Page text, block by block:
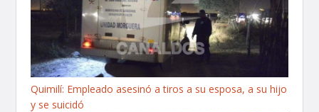
Quimilí: Empleado asesinó a tiros a su esposa, a su hijo
y se suicidó